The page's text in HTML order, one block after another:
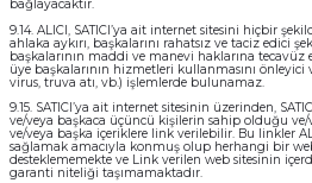
bağlayacaktır.
9.14. ALICI, SATICI’ya ait internet sitesini hiçbir
ahlaka aykırı, başkalarını rahatsız ve taciz edici
başkalarının maddi ve manevi haklarına tecavüz
üye başkalarının hizmetleri kullanmasını önleyici
virus, truva atı, vb.) işlemlerde bulunamaz.
9.15. SATICI’ya ait internet sitesinin üzerinden,
ve/veya başkaca üçüncü kişilerin sahip olduğu
ve/veya başka içeriklere link verilebilir. Bu linkler
sağlamak amacıyla konmuş olup herhangi bir
desteklememekte ve Link verilen web sitesinin
garanti niteliği taşımamaktadır.